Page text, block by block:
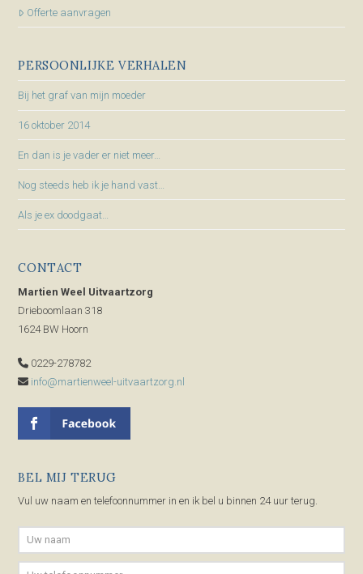
Offerte aanvragen
PERSOONLIJKE VERHALEN
Bij het graf van mijn moeder
16 oktober 2014
En dan is je vader er niet meer…
Nog steeds heb ik je hand vast…
Als je ex doodgaat…
CONTACT
Martien Weel Uitvaartzorg
Drieboomlaan 318
1624 BW Hoorn
0229-278782
info@martienweel-uitvaartzorg.nl
BEL MIJ TERUG
Vul uw naam en telefoonnummer in en ik bel u binnen 24 uur terug.